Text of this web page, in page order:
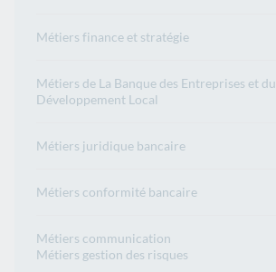
Métiers finance et stratégie
Métiers de La Banque des Entreprises et du
Développement Local
Métiers juridique bancaire
Métiers conformité bancaire
Métiers communication
Métiers gestion des risques